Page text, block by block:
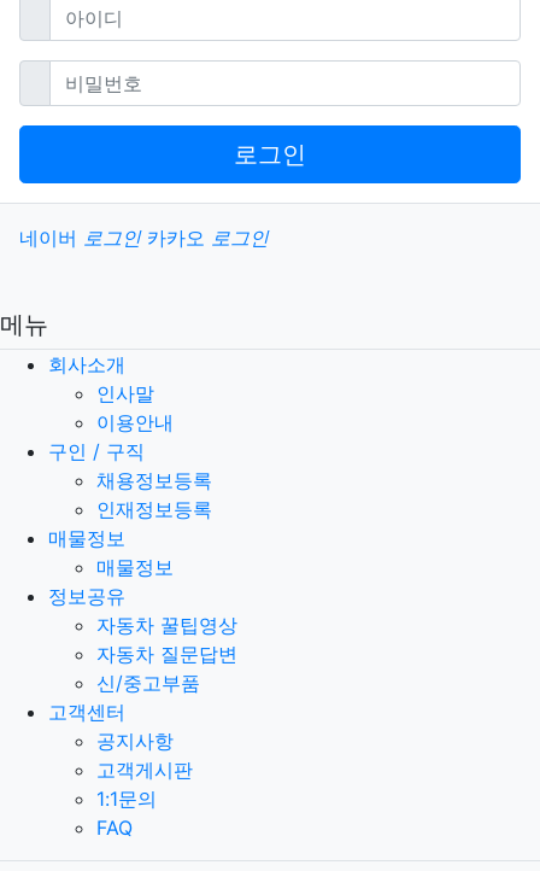
아이디필수
비밀번호필수
로그인
소셜계정으로 로그인
네이버 로그인 카카오 로그인
메뉴
회사소개
인사말
이용안내
구인 / 구직
채용정보등록
인재정보등록
매물정보
매물정보
정보공유
자동차 꿀팁영상
자동차 질문답변
신/중고부품
고객센터
공지사항
고객게시판
1:1문의
FAQ